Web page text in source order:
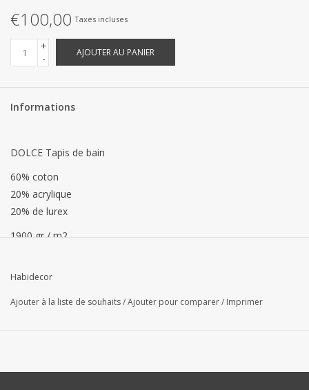
€100,00 Taxes incluses
+
-
AJOUTER AU PANIER
Informations
DOLCE Tapis de bain
60% coton
20% acrylique
20% de lurex
1900 gr / m2
Habidecor
Ajouter à la liste de souhaits/Ajouter pour comparer/ Imprimer